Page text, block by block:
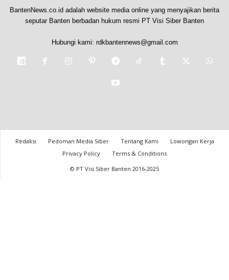
BantenNews.co.id adalah website media online yang menyajikan berita
seputar Banten berbadan hukum resmi PT Visi Siber Banten
Hubungi kami: rdkbantennews@gmail.com
Redaksi Pedoman Media Siber Tentang Kami
Lowongan Kerja
Privacy Policy
Terms & Conditions
© PT Visi Siber Banten 2016-2025